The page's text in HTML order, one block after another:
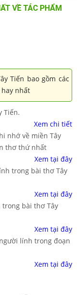
VỀ TÁC PHẨM
Tiến bao gồm các
nhất
Tiến.
Xem chi tiết
nhớ về miền Tây
thơ thứ nhất
Xem tại đây
trong bài thơ Tây
Xem tại đây
bài thơ Tây
Xem tại đây
lính trong đoạn
Xem tại đây